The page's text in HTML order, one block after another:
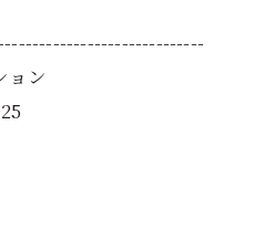
ョン